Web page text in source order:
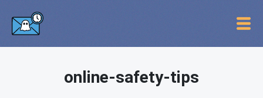
online-safety-tips